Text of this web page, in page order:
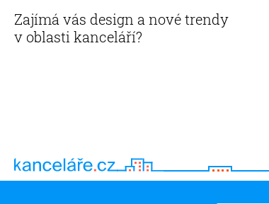
Zajímá vás design a nové trendy
v oblasti kanceláří?